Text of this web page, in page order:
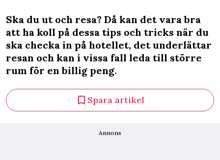
Ska du ut och resa? Då kan det vara bra
att ha koll på dessa tips och tricks när du
ska checka in på hotellet, det underlättar
resan och kan i vissa fall leda till större
rum för en billig peng.
Spara artikel
Annons